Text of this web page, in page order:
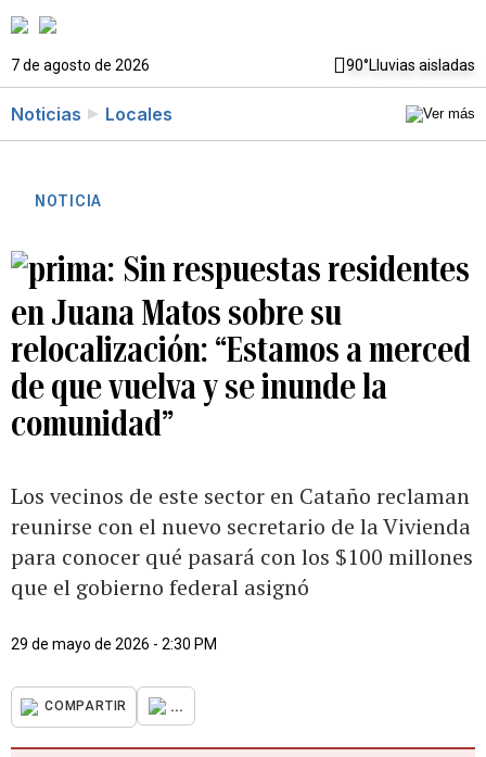
7 de agosto de 2026 90°Lluvias aisladas
Noticias Locales
NOTICIA
Sin respuestas residentes
en Juana Matos sobre su
relocalización: “Estamos a merced
de que vuelva y se inunde la
comunidad”
Los vecinos de este sector en Cataño reclaman
reunirse con el nuevo secretario de la Vivienda
para conocer qué pasará con los $100 millones
que el gobierno federal asignó
29 de mayo de 2026 - 2:30 PM
COMPARTIR ...